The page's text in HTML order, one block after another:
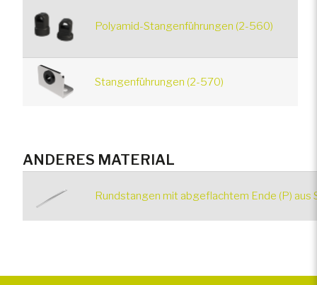
Polyamid-Stangenführungen (2-560)
Stangenführungen (2-570)
ANDERES MATERIAL
Rundstangen mit abgeflachtem Ende (P) aus